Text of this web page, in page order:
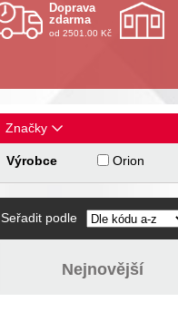
Doprava
zdarma
od 2501.00 Kč
Značky
Výrobce Orion
Seřadit podle
Nejnovější